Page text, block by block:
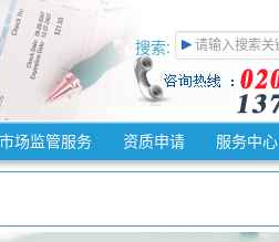
搜索:
市场监管服务 资质申请 服务中心
率预缴增值税。
入，减按1%征收率征收增值税。